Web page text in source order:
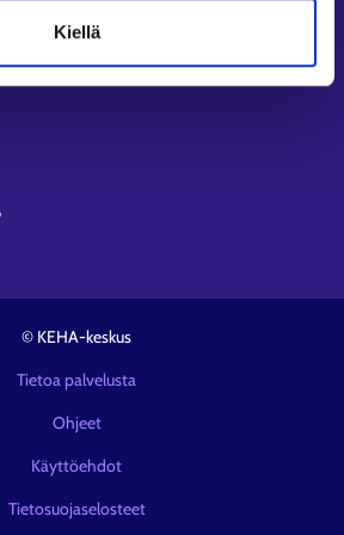
Kiellä
© KEHA-keskus
Tietoa palvelusta
Ohjeet
Käyttöehdot
Tietosuojaselosteet